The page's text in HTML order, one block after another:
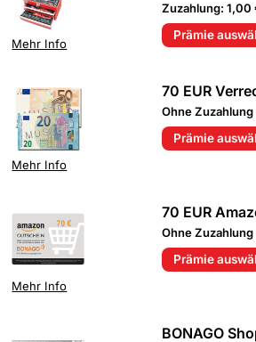
Mehr Info
Zuzahlung: 1,00
Prämie
Mehr Info
70 EUR
Ohne Zuzahlung
Prämie
Mehr Info
70 EUR
Ohne Zuzahlung
Prämie
BONAGO